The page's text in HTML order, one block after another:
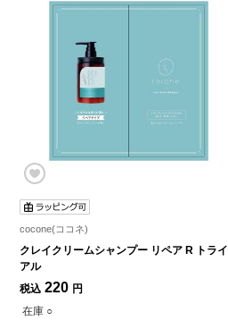
cocone(ココネ)
クレイクリームシャンプー リペア R トライ
アル
税込 220 円
在庫 ○